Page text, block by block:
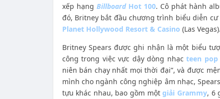
xếp hạng BillboardHot 100. Cô phát hành
đó, Britney bắt đầu chương trình biểu diễn cư
Planet Hollywood Resort & Casino (Las Vegas).
Britney Spears được ghi nhận là một biểu
công trong việc vực dậy dòng nhạcteen pop
niên bán chạy nhất mọi thời đại”, và được
mình cho ngành công nghiệp âm nhạc,
tựu khác nhau, bao gồm mộtgiải Grammy, 6